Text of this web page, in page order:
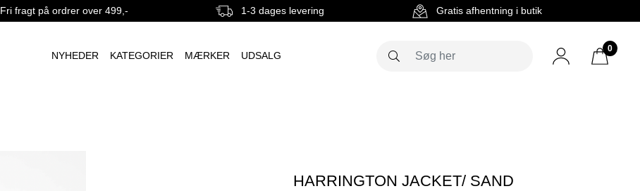
Fri fragt på ordrer over 499,- 1-3 dages levering Gratis afhentning i butik
NYHEDER KATEGORIER MÆRKER UDSALG
0
HARRINGTON JACKET/ SAND